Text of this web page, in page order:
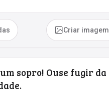
Criar imagem
sopro! Ouse fugir da